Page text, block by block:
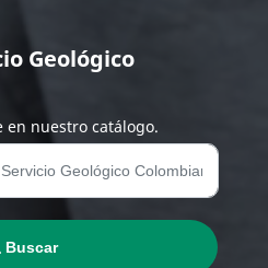
Geológico
en nuestro catálogo.
Buscar